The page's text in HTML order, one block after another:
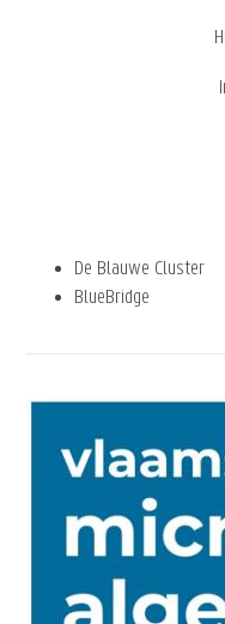
De Blauwe Cluster
BlueBridge